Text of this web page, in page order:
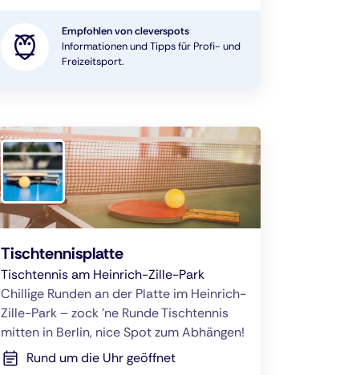
Empfohlen von cleverspots
Informationen und Tipps für Profi- und
Freizeitsport.
Tischtennisplatte
Tischtennis am Heinrich-Zille-Park
Chillige Runden an der Platte im Heinrich-
Zille-Park – zock 'ne Runde Tischtennis
mitten in Berlin, nice Spot zum Abhängen!
Rund um die Uhr geöffnet